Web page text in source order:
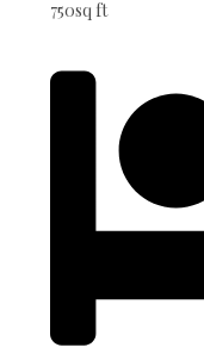
750sq ft